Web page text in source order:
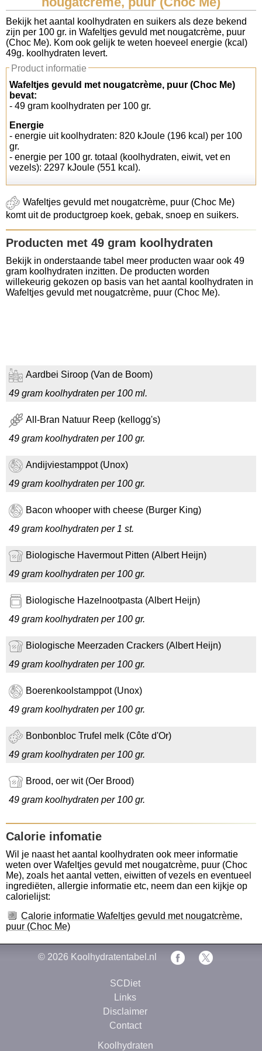
Koolhydraten tellen
Links
Bekijk het aantal koolhydraten en suikers als deze bekend
zijn per 100 gr. in Wafeltjes gevuld met nougatcrème, puur
(Choc Me). Kom ook gelijk te weten hoeveel energie (kcal)
49g. koolhydraten levert.
Product informatie
Wafeltjes gevuld met nougatcrème, puur (Choc Me)
bevat:
- 49 gram koolhydraten per 100 gr.
Energie
- energie uit koolhydraten: 820 kJoule (196 kcal) per 100
gr.
- energie per 100 gr. totaal (koolhydraten, eiwit, vet en
vezels): 2297 kJoule (551 kcal).
Wafeltjes gevuld met nougatcrème, puur (Choc Me)
komt uit de productgroep koek, gebak, snoep en suikers.
Producten met 49 gram koolhydraten
Bekijk in onderstaande tabel meer producten waar ook 49
gram koolhydraten inzitten. De producten worden
willekeurig gekozen op basis van het aantal koolhydraten in
Wafeltjes gevuld met nougatcrème, puur (Choc Me).
Aardbei Siroop (Van de Boom)
49 gram koolhydraten per 100 ml.
All-Bran Natuur Reep (kellogg's)
49 gram koolhydraten per 100 gr.
Andijviestamppot (Unox)
49 gram koolhydraten per 100 gr.
Bacon whooper with cheese (Burger King)
49 gram koolhydraten per 1 st.
Biologische Havermout Pitten (Albert Heijn)
49 gram koolhydraten per 100 gr.
Biologische Hazelnootpasta (Albert Heijn)
49 gram koolhydraten per 100 gr.
Biologische Meerzaden Crackers (Albert Heijn)
49 gram koolhydraten per 100 gr.
Boerenkoolstamppot (Unox)
49 gram koolhydraten per 100 gr.
Bonbonbloc Trufel melk (Côte d'Or)
49 gram koolhydraten per 100 gr.
Brood, oer wit (Oer Brood)
49 gram koolhydraten per 100 gr.
Calorie infomatie
Wil je naast het aantal koolhydraten ook meer informatie
weten over Wafeltjes gevuld met nougatcrème, puur (Choc
Me), zoals het aantal vetten, eiwitten of vezels en eventueel
ingrediëten, allergie informatie etc, neem dan een kijkje op
calorielijst:
Calorie informatie Wafeltjes gevuld met nougatcrème,
puur (Choc Me)
© 2026 Koolhydratentabel.nl
SCDiet
Links
Disclaimer
Contact
Koolhydraten